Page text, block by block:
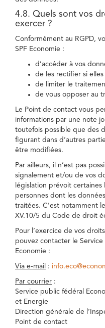
4.8. Quels sont vos
exercer ?
Conformément au RGPD,
SPF Economie :
d’accéder à vos
de les rectifier si
de limiter le
de vous opposer au
Le Point de contact vous
informations par une note
toutefois possible que des
figurant dans d’autres
être modifiées.
Par ailleurs, il n’est pas
signalement et/ou de vos
législation prévoit
personnes dont les
traitées. C’est notamment
XV.10/5 du Code de droit
Pour l’exercice de vos
pouvez contacter le
Economie :
Via e-mail :
Par courrier :
Service public fédéral
et Energie
Direction générale de
Point de contact